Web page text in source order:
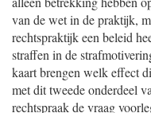
van de wet in de praktijk,
rechtspraktijk een beleid
straffen in de
kaart brengen welk effect
met dit tweede onderdeel
rechtspraak de vraag